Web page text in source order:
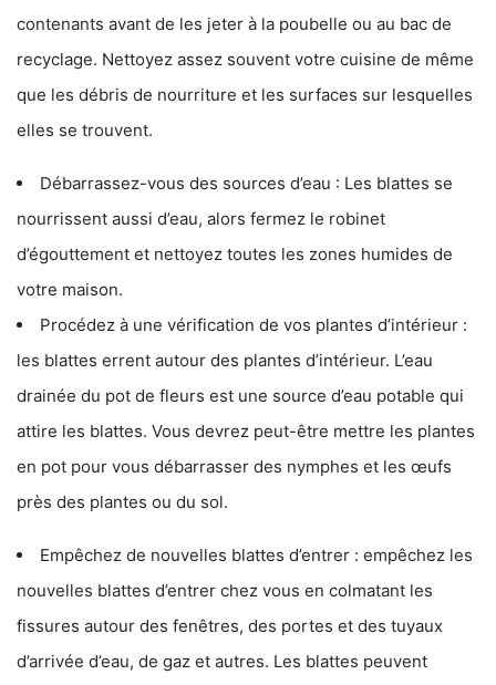
contenants avant de les jeter à la poubelle ou au bac de
recyclage. Nettoyez assez souvent votre cuisine de même
que les débris de nourriture et les surfaces sur lesquelles
elles se trouvent.
Débarrassez-vous des sources d’eau : Les blattes se
nourrissent aussi d’eau, alors fermez le robinet
d’égouttement et nettoyez toutes les zones humides de
votre maison.
Procédez à une vérification de vos plantes d’intérieur :
les blattes errent autour des plantes d’intérieur. L’eau
drainée du pot de fleurs est une source d’eau potable qui
attire les blattes. Vous devrez peut-être mettre les plantes
en pot pour vous débarrasser des nymphes et les œufs
près des plantes ou du sol.
Empêchez de nouvelles blattes d’entrer : empêchez les
nouvelles blattes d’entrer chez vous en colmatant les
fissures autour des fenêtres, des portes et des tuyaux
d’arrivée d’eau, de gaz et autres. Les blattes peuvent